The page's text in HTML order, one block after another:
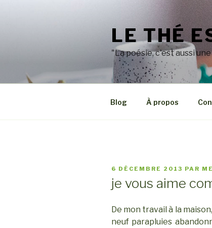
LE THÉ
"La poésie, c'est aussi
Blog À propos
PUBLIÉ
LE
6 DÉCEMBRE 2013 PAR
je vous aime
De mon travail à la
neuf parapluies